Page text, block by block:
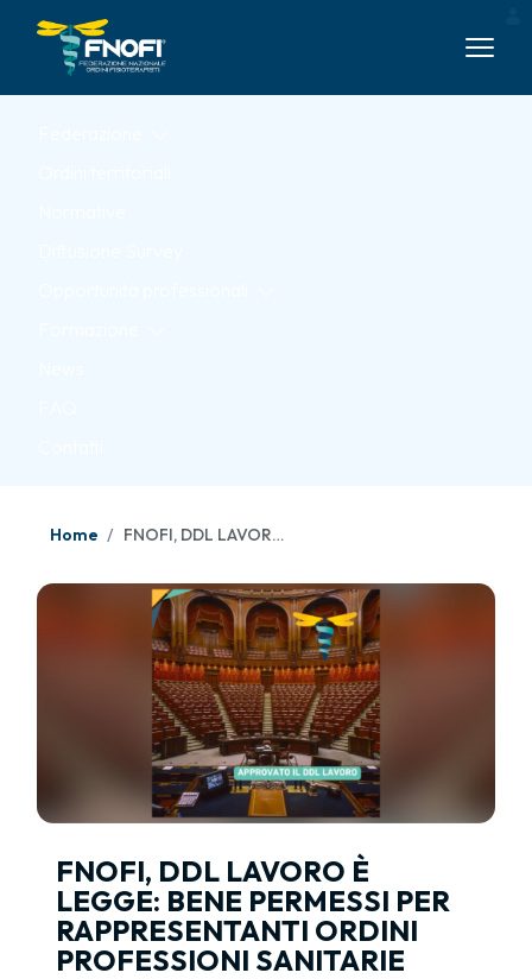
Skip to Main Content
Home FNOFI, DDL LAVORO È LEGGE: BENE PERMESSI PER RAPPRESENTANTI ORDINI PROFESSIONI SANITARIE
FNOFI, DDL LAVORO È
LEGGE: BENE PERMESSI PER
RAPPRESENTANTI ORDINI
PROFESSIONI SANITARIE